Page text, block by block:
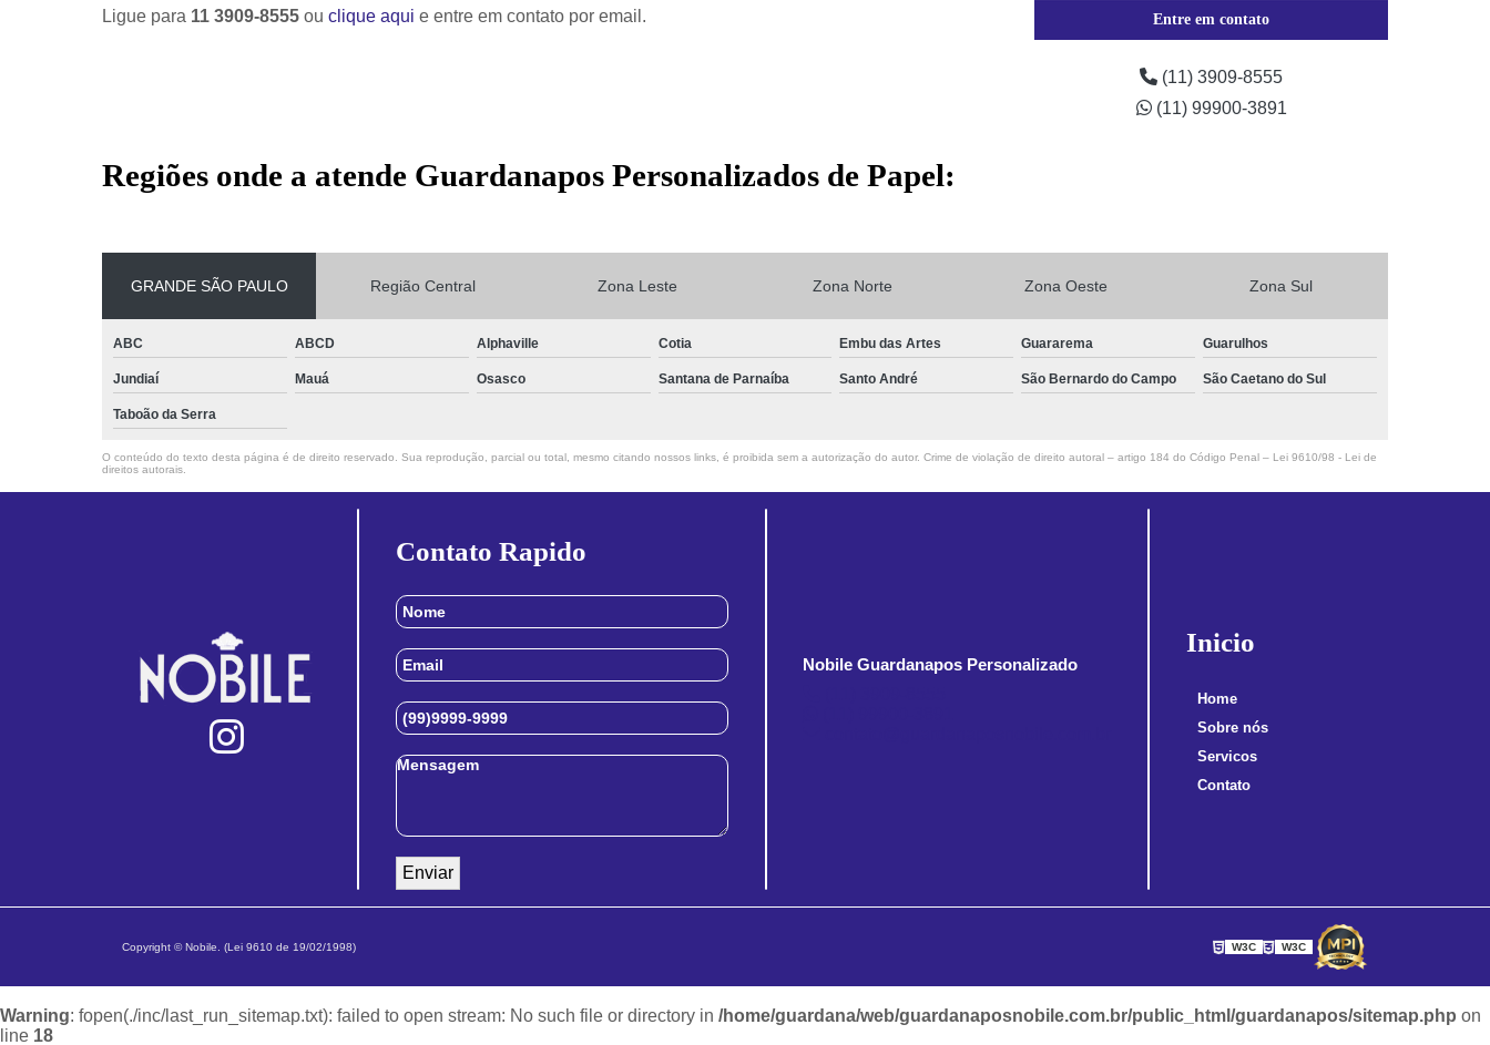
Ligue para 11 3909-8555 ou clique aqui e entre em contato por email. Entre em contato
(11) 3909-8555
(11) 99900-3891
Regiões onde a atende Guardanapos Personalizados de Papel:
GRANDE SÃO PAULO Região Central Zona Leste Zona Norte Zona Oeste Zona Sul
ABC ABCD Alphaville Cotia Embu das Artes Guararema Guarulhos
Jundiaí Mauá Osasco Santana de Parnaíba Santo André São Bernardo do Campo São Caetano do Sul
Taboão da Serra
O conteúdo do texto desta página é de direito reservado. Sua reprodução, parcial ou total, mesmo citando nossos links, é proibida sem a autorização do autor. Crime de violação de direito autoral – artigo 184 do Código Penal – Lei 9610/98 - Lei de
direitos autorais
Contato Rapido
Nobile Guardanapos Personalizado
Inicio
Home
Sobre nós
Servicos
Contato
Copyright © Nobile. (Lei 9610 de 19/02/1998) W3C W3C
Warning: fopen(./inc/last_run_sitemap.txt): failed to open stream: No such file or directory in /home/guardana/web/guardanaposnobile.com.br/public_html/guardanapos/sitemap.php on
line 18